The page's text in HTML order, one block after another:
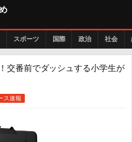
スポーツ 国際 政治 社会
交番前でダッシュする小学生が
ス速報